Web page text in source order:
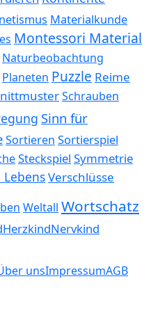
Materialkunde
Montessori Material
Naturbeobachtung
Planeten Puzzle Reime
Schrauben
Sinn für
Sortieren Sortierspiel
Steckspiel Symmetrie
Verschlüsse
Weltall Wortschatz
unsImpressumAGB